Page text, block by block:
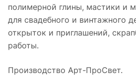
полимерной глины, мастики и
для свадебного и винтажного
открыток и приглашений,
работы.
Производство Арт-ПроСвет.